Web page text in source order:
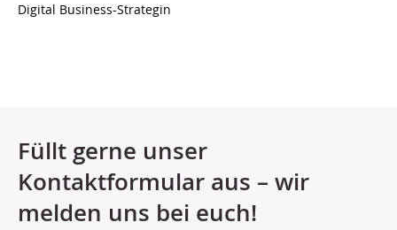
Digital Business-Strategin
Füllt gerne unser
Kontaktformular aus – wir
melden uns bei euch!